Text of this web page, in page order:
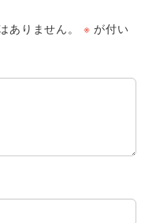
ありません。 ※ が付い